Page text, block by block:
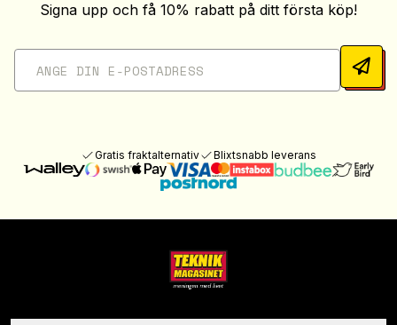
Signa upp och få 10% rabatt på ditt första köp!
Gratis fraktalternativ Blixtsnabb leverans